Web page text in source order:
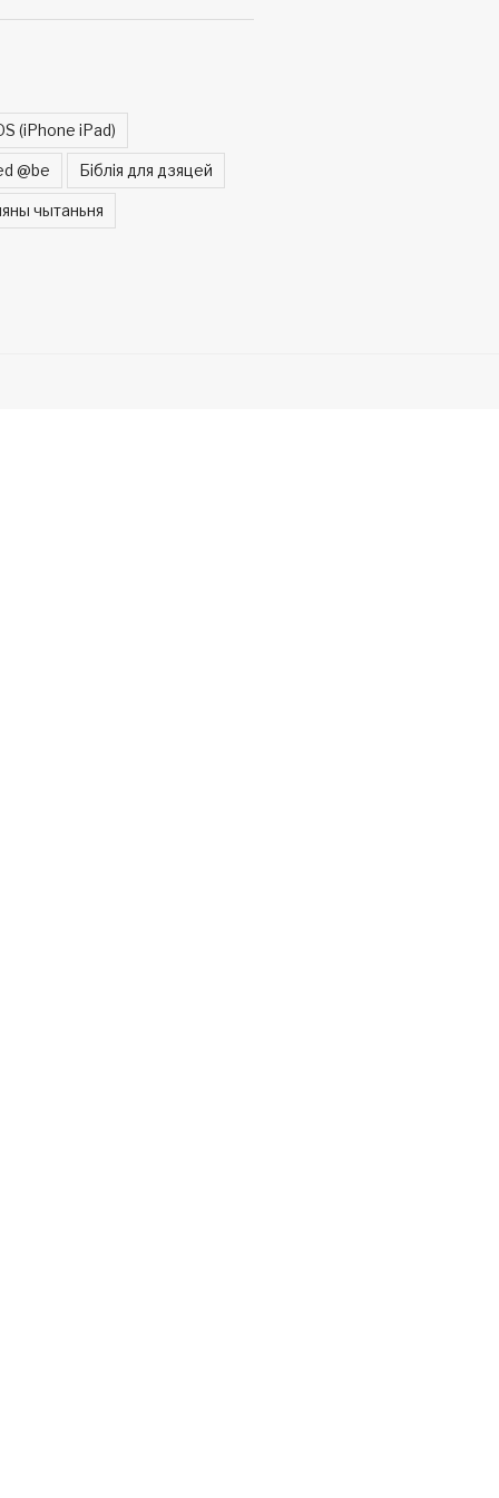
(iPhone iPad)
@be Біблія для дзяцей
чытаньня